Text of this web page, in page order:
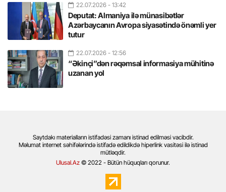
22.07.2026 - 13:42
Deputat: Almaniya ilə münasibətlər
Azərbaycanın Avropa siyasətində önəmli yer
tutur
22.07.2026 - 12:56
“Əkinçi”dən rəqəmsal informasiya mühitinə
uzanan yol
Saytdakı materialların istifadəsi zamanı istinad edilməsi vacibdir.
Məlumat internet səhifələrində istifadə edildikdə hiperlink vasitəsi ilə istinad
mütləqdir.
Ulusal.Az © 2022 - Bütün hüquqları qorunur.